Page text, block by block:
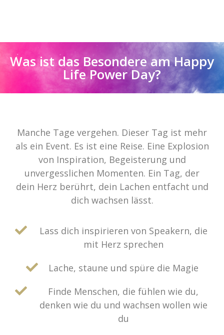
Was ist das Besondere am Happy
Life Power Day?
Manche Tage vergehen. Dieser Tag ist mehr
als ein Event. Es ist eine Reise. Eine Explosion
von Inspiration, Begeisterung und
unvergesslichen Momenten. Ein Tag, der
dein Herz berührt, dein Lachen entfacht und
dich wachsen lässt.
Lass dich inspirieren von Speakern, die
mit Herz sprechen
Lache, staune und spüre die Magie
Finde Menschen, die fühlen wie du,
denken wie du und wachsen wollen wie
du